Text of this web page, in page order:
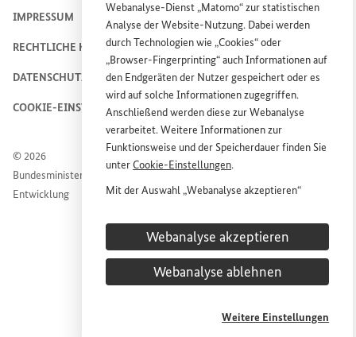
Webanalyse-Dienst „Matomo“ zur statistischen
Analyse derWebsite-Nutzung. Dabei werden
durch Technologien wie „Cookies“ oder
„Browser-Fingerprinting“ auch Informationen auf
den Endgeräten der Nutzer gespeichert oder es
wird auf solche Informationen zugegriffen.
Anschließend werden diese zur Webanalyse
verarbeitet. Weitere Informationen zur
Funktionsweise und der Speicherdauer finden Sie
unterCookie-Einstellungen.
Mit der Auswahl „Webanalyse akzeptieren“
Dienstes „Matomo“ auf derWebsitedes
Bundesministeriums für wirtschaftliche
Entwicklung und Zusammenarbeit (BMZ) zu.
Diese Einwilligung ist freiwillig, für die Nutzung
jederzeit für die Zukunft unterCookie-
Webanalyse akzeptieren
Webanalyse ablehnen
Weitere Einstellungen
© 2026
Bundesministerium für wirtschaftliche Zusammenarbeit und
Entwicklung
IMPRESSUM
RECHTLICHE HINWEISE
DATENSCHUTZHINWEIS
COOKIE-EINSTELLUNGEN